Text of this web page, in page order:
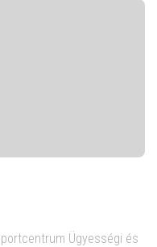
Ügyességi és